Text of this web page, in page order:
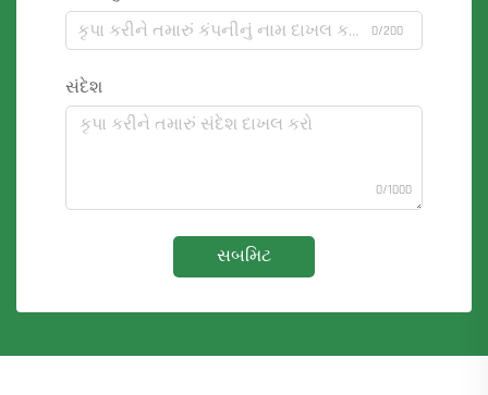
0/200
સંદેશ
0/1000
સબમિટ